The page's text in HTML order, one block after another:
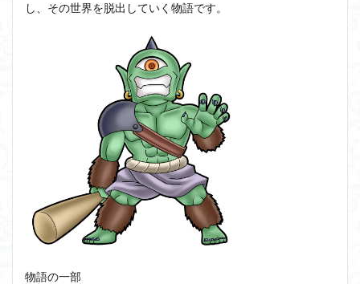
し、その世界を脱出していく物語です。
物語の一部